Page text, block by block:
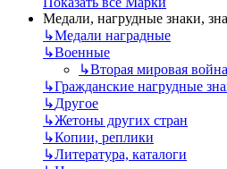
Медали, нагрудные знаки,
↳Mедали наградные
↳Военные
↳Вторая мировая война
↳Гражданские нагрудные
↳Другое
↳Жетоны других стран
↳Копии, реплики
↳Литература, каталоги